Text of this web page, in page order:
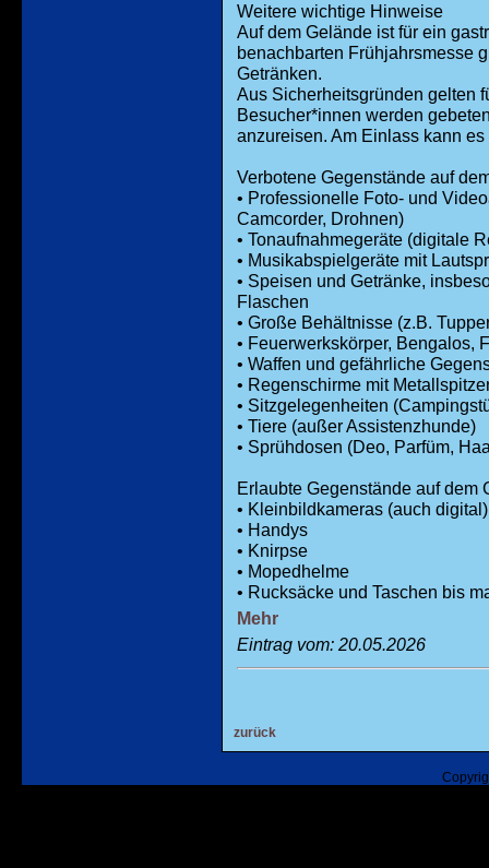
Weitere wichtige Hinweise
Auf dem Gelände ist für ein
benachbarten Frühjahrsmesse
Getränken.
Aus Sicherheitsgründen gelten
Besucher*innen werden
anzureisen. Am Einlass kann
Verbotene Gegenstände auf
• Professionelle Foto- und
Camcorder, Drohnen)
• Tonaufnahmegeräte (digitale
• Musikabspielgeräte mit
• Speisen und Getränke,
Flaschen
• Große Behältnisse (z.B.
• Feuerwerkskörper, Bengalos,
• Waffen und gefährliche
• Regenschirme mit
• Sitzgelegenheiten
• Tiere (außer Assistenzhunde)
• Sprühdosen (Deo, Parfüm,
Erlaubte Gegenstände auf dem
• Kleinbildkameras (auch digital)
• Handys
• Knirpse
• Mopedhelme
• Rucksäcke und Taschen bis
Mehr
Eintrag vom: 20.05.2026
zurück